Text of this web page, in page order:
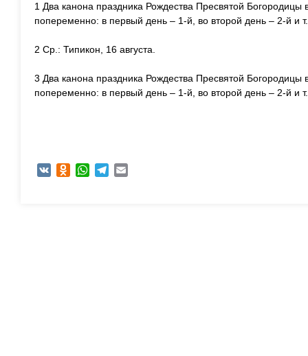
1 Два канона праздника Рождества Пресвятой Богородицы
попеременно: в первый день – 1-й, во второй день – 2-й и
2 Ср.: Типикон, 16 августа.
3 Два канона праздника Рождества Пресвятой Богородицы
попеременно: в первый день – 1-й, во второй день – 2-й и
VK Odnoklassniki
WhatsAppTelegram